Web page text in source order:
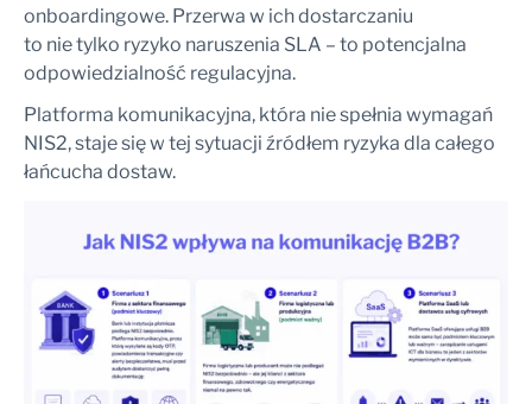
onboardingowe. Przerwa w ich dostarczaniu
to nie tylko ryzyko naruszenia SLA – to potencjalna
odpowiedzialność regulacyjna.
Platforma komunikacyjna, która nie spełnia wymagań
NIS2, staje się w tej sytuacji źródłem ryzyka dla całego
łańcucha dostaw.